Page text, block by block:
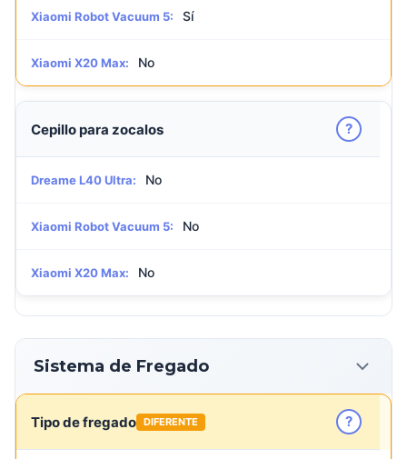
Xiaomi Robot Vacuum 5: Sí
Xiaomi X20 Max: No
Cepillo para zocalos ?
Dreame L40 Ultra: No
Xiaomi Robot Vacuum 5: No
Xiaomi X20 Max: No
Sistema de Fregado
Tipo de fregado DIFERENTE ?